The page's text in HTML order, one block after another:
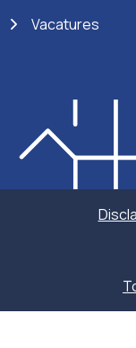
Vacatures